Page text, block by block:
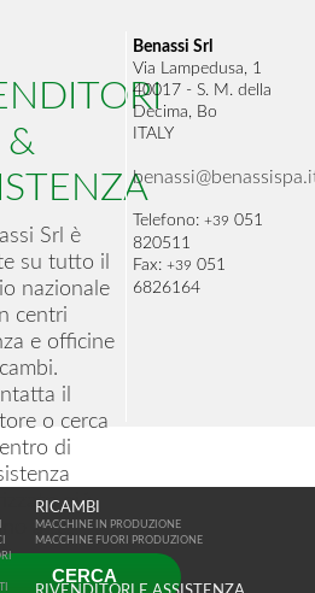
&
Srl è
su tutto il
nazionale
centri
e officine
il
o cerca
di
piú
a te.
CERCA
Benassi Srl
Via Lampedusa, 1
40017 - S. M. della
Decima, Bo
ITALY
Telefono: +39 051
820511
Fax: +39 051
6826164
RICAMBI
MACCHINE IN PRODUZIONE
MACCHINE FUORI PRODUZIONE